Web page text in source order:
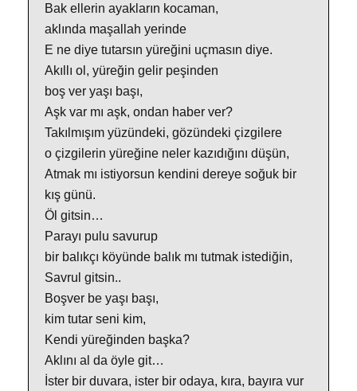
Bak ellerin ayakların kocaman,
aklında maşallah yerinde
E ne diye tutarsın yüreğini uçmasın diye.
Akıllı ol, yüreğin gelir peşinden
boş ver yaşı başı,
Aşk var mı aşk, ondan haber ver?
Takılmışım yüzündeki, gözündeki çizgilere
o çizgilerin yüreğine neler kazıdığını düşün,
Atmak mı istiyorsun kendini dereye soğuk bir
kış günü.
Öl gitsin…
Parayı pulu savurup
bir balıkçı köyünde balık mı tutmak istediğin,
Savrul gitsin..
Boşver be yaşı başı,
kim tutar seni kim,
Kendi yüreğinden başka?
Aklını al da öyle git…
İster bir duvara, ister bir odaya, kıra, bayıra vur